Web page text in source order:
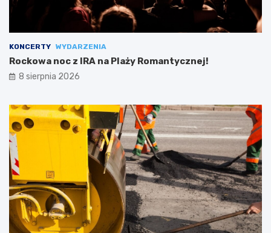
KONCERTY WYDARZENIA
Rockowa noc z IRA na Plaży Romantycznej!
8 sierpnia 2026